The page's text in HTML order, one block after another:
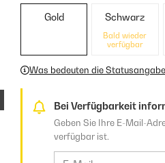
Gold Schwarz
Bald wieder
verfügbar
Was bedeuten die
Bei Verfügbarkeit
Geben Sie Ihre E-Mail-
verfügbar ist.